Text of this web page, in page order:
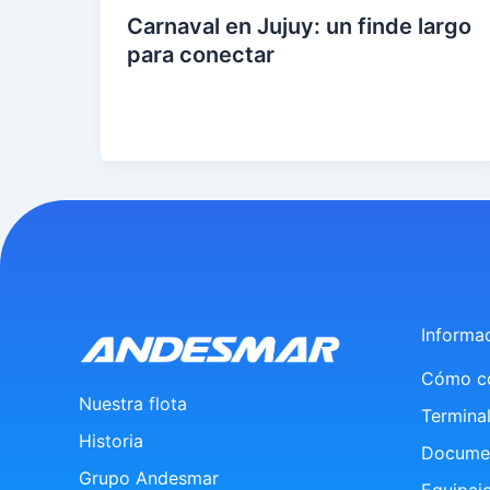
Carnaval en Jujuy: un finde largo
para conectar
Nuestra flota
Historia
Grupo Andesmar
Cómo